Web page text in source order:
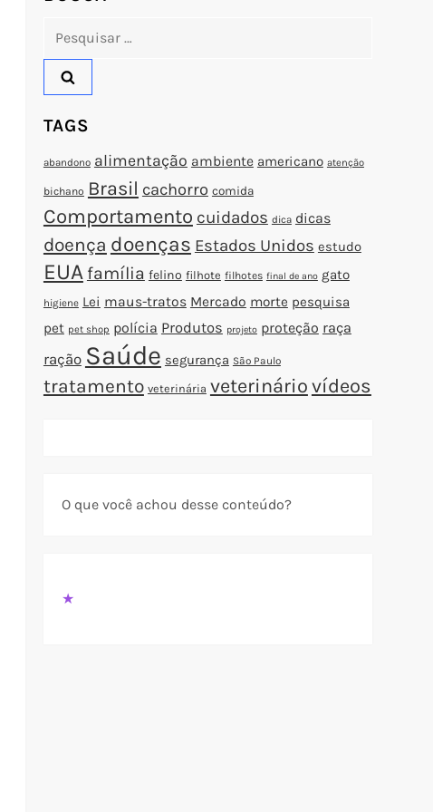
Pesquisar
TAGS
abandono alimentação ambiente americano atenção
bichano Brasil cachorro comida
Comportamento cuidados dica dicas
doença doenças Estados Unidos estudo
EUA família felino filhote filhotes final de ano gato
higiene Lei maus-tratos Mercado morte pesquisa
pet pet shop polícia Produtos projeto proteção raça
ração Saúde segurança São Paulo
tratamento veterinária veterináriovídeos
O que você achou desse conteúdo?
★